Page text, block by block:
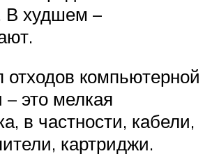
В худшем –
отходов компьютерной
– это мелкая
в частности, кабели,
картриджи.